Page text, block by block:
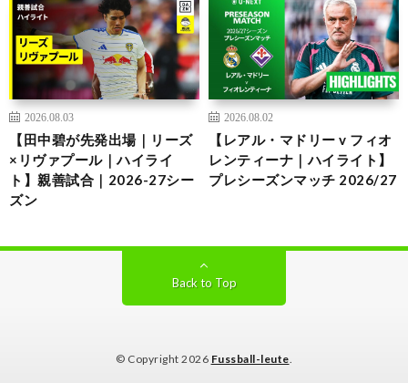
2026.08.03
【田中碧が先発出場｜リーズ
×リヴァプール｜ハイライ
ト】親善試合｜2026-27シー
ズン
2026.08.02
【レアル・マドリー v フィオ
レンティーナ｜ハイライト】
プレシーズンマッチ 2026/27
Back to Top
© Copyright 2026 Fussball-leute.